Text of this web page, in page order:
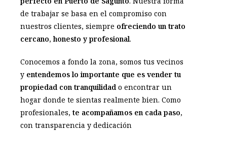
de trabajar se basa en el compromiso con
nuestros clientes, siempre ofreciendo un trato
cercano, honesto y profesional.
Conocemos a fondo la zona, somos tus vecinos
y entendemos lo importante que es vender tu
propiedad con tranquilidad o encontrar un
hogar donde te sientas realmente bien. Como
profesionales, te acompañamos en cada paso,
con transparencia y dedicación